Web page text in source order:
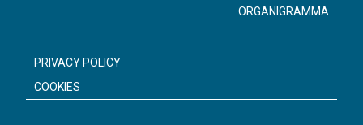
ORGANIGRAMMA
PRIVACY POLICY
COOKIES